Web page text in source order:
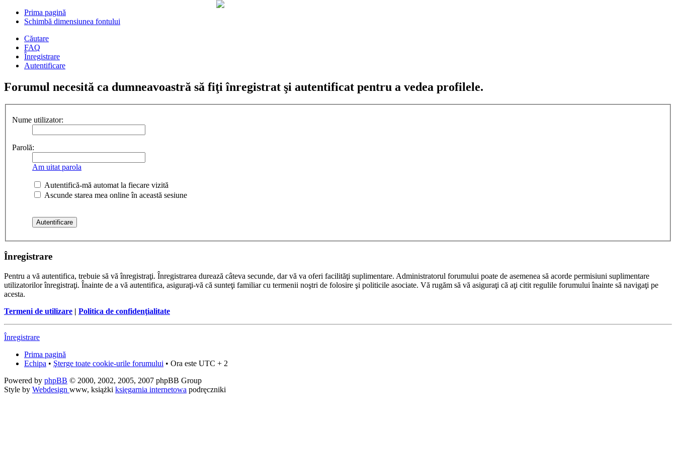
Prima pagină
Schimbă dimensiunea fontului
Căutare
FAQ
Înregistrare
Autentificare
Forumul necesită ca dumneavoastră să fiţi înregistrat şi autentificat pentru a vedea profilele.
Nume utilizator:
Parolă:
Am uitat parola
Autentifică-mă automat la fiecare vizită
Ascunde starea mea online în această sesiune
Înregistrare
Pentru a vă autentifica, trebuie să vă înregistraţi. Înregistrarea durează câteva secunde, dar vă va oferi facilităţi suplimentare. Administratorul forumului poate de asemenea să acorde permisiuni suplimentare
utilizatorilor înregistraţi. Înainte de a vă autentifica, asiguraţi-vă că sunteţi familiar cu termenii noştri de folosire şi politicile asociate. Vă rugăm să vă asiguraţi că aţi citit regulile forumului înainte să navigaţi pe
acesta.
Termeni de utilizare | Politica de confidenţialitate
Înregistrare
Prima pagină
Echipa • Şterge toate cookie-urile forumului • Ora este UTC + 2
Powered by phpBB © 2000, 2002, 2005, 2007 phpBB Group
Style by Webdesign www, książki księgarnia internetowa podręczniki